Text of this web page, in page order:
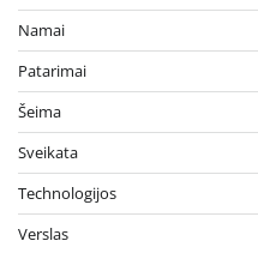
Namai
Patarimai
Šeima
Sveikata
Technologijos
Verslas